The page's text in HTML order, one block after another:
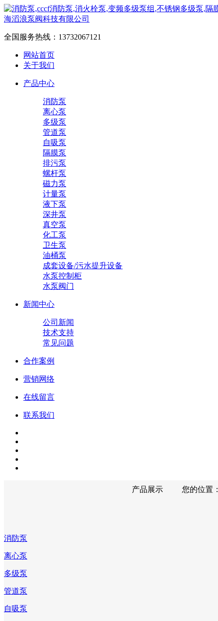
全国服务热线： 13732067121
网站首页
关于我们
产品中心
消防泵
离心泵
多级泵
管道泵
自吸泵
隔膜泵
排污泵
螺杆泵
磁力泵
计量泵
液下泵
深井泵
真空泵
化工泵
卫生泵
油桶泵
成套设备/污水提升设备
水泵控制柜
水泵阀门
新闻中心
公司新闻
技术支持
常见问题
合作案例
营销网络
在线留言
联系我们
消防泵
离心泵
多级泵
管道泵
自吸泵
产品展示 您的位置